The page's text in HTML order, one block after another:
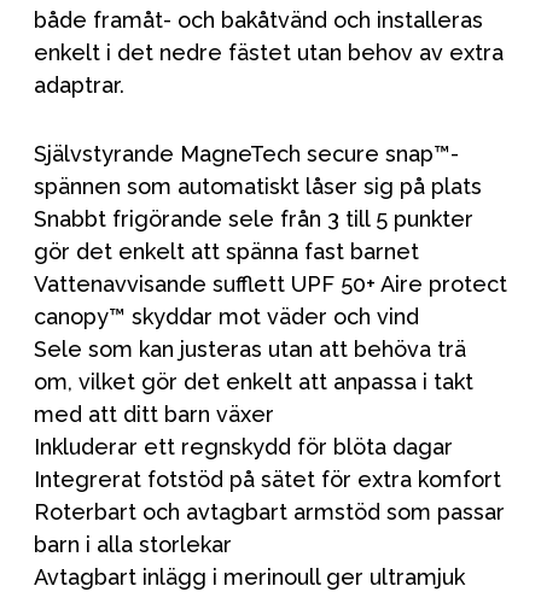
både framåt- och bakåtvänd och installeras
enkelt i det nedre fästet utan behov av extra
adaptrar.
Självstyrande MagneTech secure snap™-
spännen som automatiskt låser sig på plats
Snabbt frigörande sele från 3 till 5 punkter
gör det enkelt att spänna fast barnet
Vattenavvisande sufflett UPF 50+ Aire protect
canopy™ skyddar mot väder och vind
Sele som kan justeras utan att behöva trä
om, vilket gör det enkelt att anpassa i takt
med att ditt barn växer
Inkluderar ett regnskydd för blöta dagar
Integrerat fotstöd på sätet för extra komfort
Roterbart och avtagbart armstöd som passar
barn i alla storlekar
Avtagbart inlägg i merinoull ger ultramjuk